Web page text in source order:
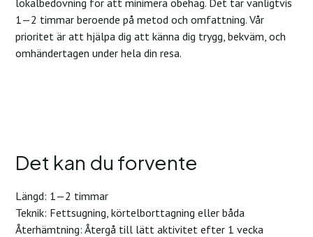
1—2 timmar beroende på metod och omfattning. Vår
prioritet är att hjälpa dig att känna dig trygg, bekväm, och
omhändertagen under hela din resa.
Det kan du forvente
Längd: 1—2 timmar
Teknik: Fettsugning, körtelborttagning eller båda
Återhämtning: Återgå till lätt aktivitet efter 1 vecka